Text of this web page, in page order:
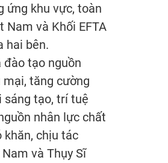
ứng khu vực, toàn
Nam và Khối EFTA
hai bên.
tạo nguồn
tăng cường
sáng tạo, trí tuệ
nhân lực chất
khăn, chịu tác
và Thụy Sĩ